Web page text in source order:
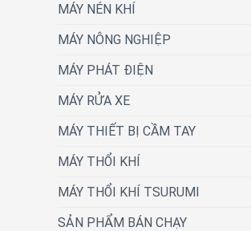
MÁY NÉN KHÍ
MÁY NÔNG NGHIỆP
MÁY PHÁT ĐIỆN
MÁY RỬA XE
MÁY THIẾT BỊ CẦM TAY
MÁY THỔI KHÍ
MÁY THỔI KHÍ TSURUMI
SẢN PHẨM BÁN CHẠY